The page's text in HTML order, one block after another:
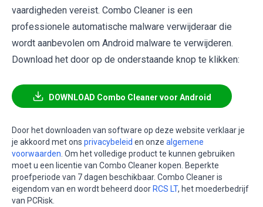
vaardigheden vereist. Combo Cleaner is een
professionele automatische malware verwijderaar die
wordt aanbevolen om Android malware te verwijderen.
Download het door op de onderstaande knop te klikken:
DOWNLOAD Combo Cleaner voor Android
Door het downloaden van software op deze website verklaar je
je akkoord met ons privacybeleid en onze algemene
voorwaarden . Om het volledige product te kunnen gebruiken
moet u een licentie van Combo Cleaner kopen. Beperkte
proefperiode van 7 dagen beschikbaar. Combo Cleaner is
eigendom van en wordt beheerd door RCS LT, het moederbedrijf
van PCRisk.